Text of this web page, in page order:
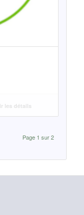
les détails
Page 1 sur 2